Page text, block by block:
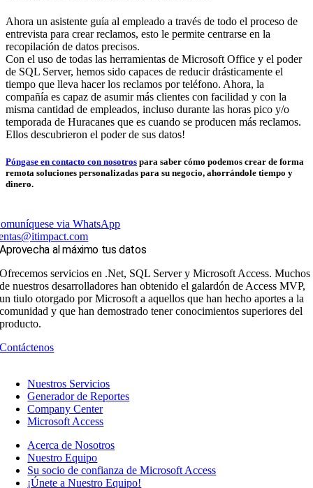
Ahora un asistente guía al empleado a través de todo el proceso de
entrevista para crear reclamos, esto le permite centrarse en la
recopilación de datos precisos.
Con el uso de todas las herramientas de Microsoft Office y el poder
de SQL Server, hemos sido capaces de reducir drásticamente el
tiempo que lleva hacer los reclamos por teléfono. Ahora, la
compañía es capaz de asumir más clientes con facilidad y con la
misma cantidad de empleados, incluso durante las horas pico y/o
temporada de Huracanes que es cuando se producen más reclamos.
Ellos descubrieron el poder de sus datos!
Póngase en contacto con nosotros para saber cómo podemos crear de forma
remota soluciones personalizadas para su negocio, ahorrándole tiempo y
dinero.
via WhatsApp
Aprovecha al máximo tus datos
Ofrecemos servicios en .Net, SQL Server y Microsoft Access. Muchos
de nuestros desarrolladores han obtenido el galardón de Access MVP,
un tiulo otorgado por Microsoft a aquellos que han hecho aportes a la
comunidad y que han demostrado tener conocimientos superiores del
producto.
Contáctenos
Nuestros Servicios
Generador de Reportes
Company Center
Microsoft Access
Acerca de Nosotros
Nuestro Equipo
Su socio de confianza de Microsoft Access
¡Únete a Nuestro Equipo!